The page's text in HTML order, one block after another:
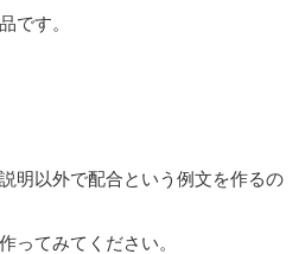
です。
明以外で配合という例文を作るの
ってみてください。